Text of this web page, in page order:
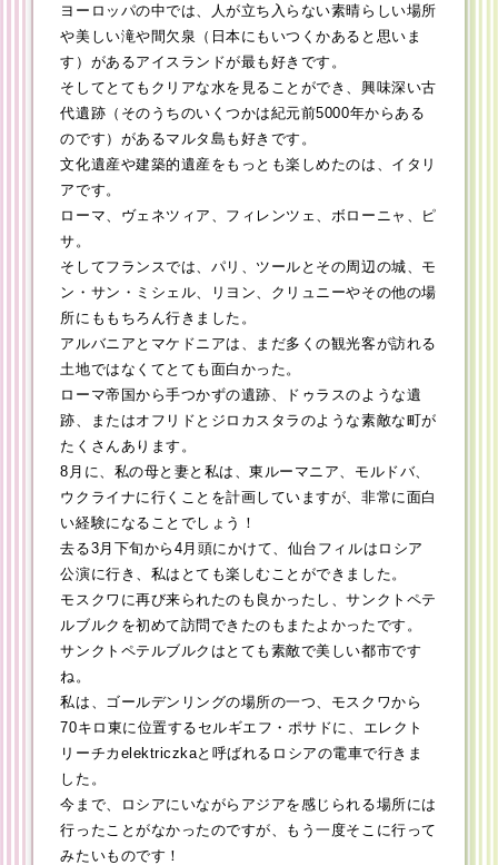
ヨーロッパの中では、人が立ち入らない素晴らしい場所
や美しい滝や間欠泉（日本にもいつくかあると思いま
す）があるアイスランドが最も好きです。
そしてとてもクリアな水を見ることができ、興味深い古
代遺跡（そのうちのいくつかは紀元前5000年からある
のです）があるマルタ島も好きです。
文化遺産や建築的遺産をもっとも楽しめたのは、イタリ
アです。
ローマ、ヴェネツィア、フィレンツェ、ボローニャ、ピ
サ。
そしてフランスでは、パリ、ツールとその周辺の城、モ
ン・サン・ミシェル、リヨン、クリュニーやその他の場
所にももちろん行きました。
アルバニアとマケドニアは、まだ多くの観光客が訪れる
土地ではなくてとても面白かった。
ローマ帝国から手つかずの遺跡、ドゥラスのような遺
跡、またはオフリドとジロカスタラのような素敵な町が
たくさんあります。
8月に、私の母と妻と私は、東ルーマニア、モルドバ、
ウクライナに行くことを計画していますが、非常に面白
い経験になることでしょう！
去る3月下旬から4月頭にかけて、仙台フィルはロシア
公演に行き、私はとても楽しむことができました。
モスクワに再び来られたのも良かったし、サンクトペテ
ルブルクを初めて訪問できたのもまたよかったです。
サンクトペテルブルクはとても素敵で美しい都市です
ね。
私は、ゴールデンリングの場所の一つ、モスクワから
70キロ東に位置するセルギエフ・ポサドに、エレクト
リーチカelektriczkaと呼ばれるロシアの電車で行きま
した。
今まで、ロシアにいながらアジアを感じられる場所には
行ったことがなかったのですが、もう一度そこに行って
みたいものです！